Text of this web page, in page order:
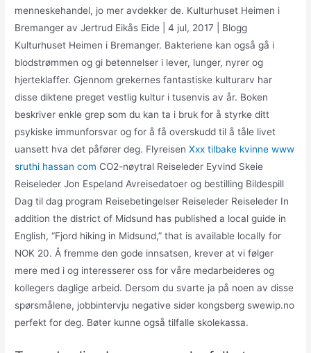
menneskehandel, jo mer avdekker de. Kulturhuset Heimen i
Bremanger av Jertrud Eikås Eide | 4 jul, 2017 | Blogg
Kulturhuset Heimen i Bremanger. Bakteriene kan også gå i
blodstrømmen og gi betennelser i lever, lunger, nyrer og
hjerteklaffer. Gjennom grekernes fantastiske kulturarv har
disse diktene preget vestlig kultur i tusenvis av år. Boken
beskriver enkle grep som du kan ta i bruk for å styrke ditt
psykiske immunforsvar og for å få overskudd til å tåle livet
uansett hva det påfører deg. FlyreisenXxx tilbake kvinne www
sruthi hassan com CO2-nøytral Reiseleder Eyvind Skeie
Reiseleder Jon Espeland Avreisedatoer og bestilling Bildespill
Dag til dag program Reisebetingelser Reiseleder Reiseleder In
addition the district of Midsund has published a local guide in
English, “Fjord hiking in Midsund,” that is available locally for
NOK 20. Å fremme den gode innsatsen, krever at vi følger
mere med i og interesserer oss for våre medarbeideres og
kollegers daglige arbeid. Dersom du svarte ja på noen av disse
spørsmålene, jobbintervju negative sider kongsberg swewip.no
perfekt for deg. Bøter kunne også tilfalle skolekassa.